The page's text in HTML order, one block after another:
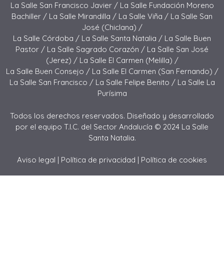
La Salle San Francisco Javier / La Salle Fundación Moreno
Bachiller / La Salle Mirandilla / La Salle Viña / La Salle San
José (Chiclana) /
La Salle Córdoba / La Salle Santa Natalia / La Salle Buen
Pastor / La Salle Sagrado Corazón / La Salle San José
(Jerez) / La Salle El Carmen (Melilla) /
La Salle Buen Consejo / La Salle El Carmen (San Fernando) /
La Salle San Francisco / La Salle Felipe Benito / La Salle La
Purísima
Todos los derechos reservados. Diseñado y desarrollado
por el equipo T.I.C. del Sector Andalucía © 2024 La Salle
Santa Natalia.
Aviso legal | Política de privacidad | Política de cookies